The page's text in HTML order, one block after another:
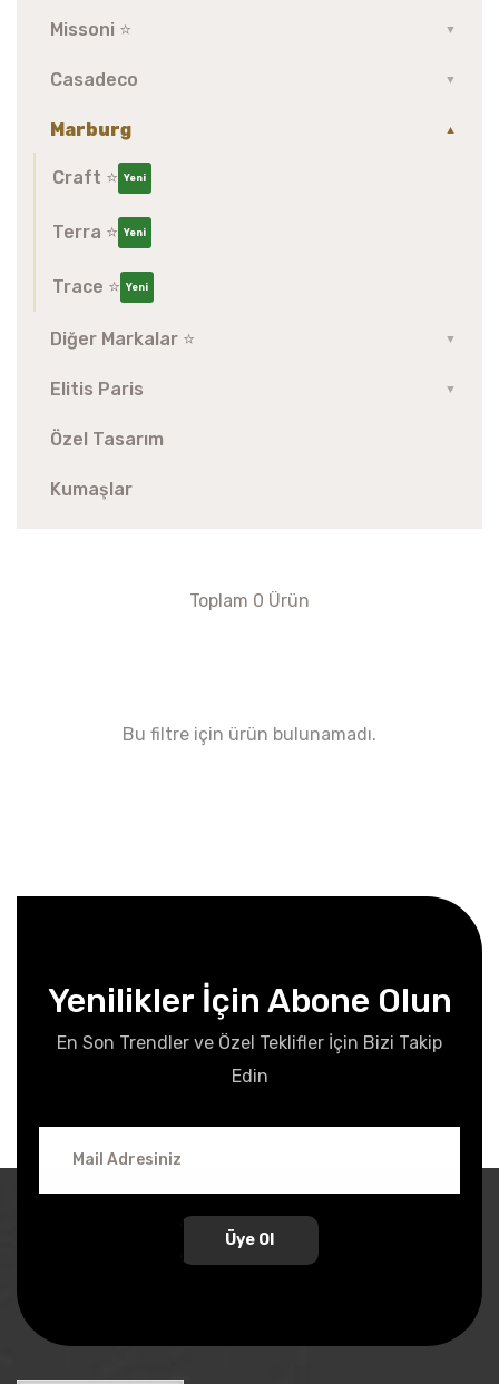
Missoni ⭐️ ▼
Casadeco ▼
Marburg ▼
Craft ⭐️ Yeni
Terra ⭐️ Yeni
Trace ⭐️ Yeni
Diğer Markalar ⭐️ ▼
Elitis Paris ▼
Özel Tasarım
Kumaşlar
Toplam 0 Ürün
Bu filtre için ürün bulunamadı.
Yenilikler İçin Abone Olun
En Son Trendler ve Özel Teklifler İçin Bizi Takip
Edin
Üye Ol